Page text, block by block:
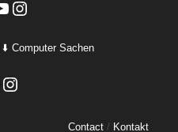
Instagram
Computer Sachen
Instagram
Contact/ Kontakt